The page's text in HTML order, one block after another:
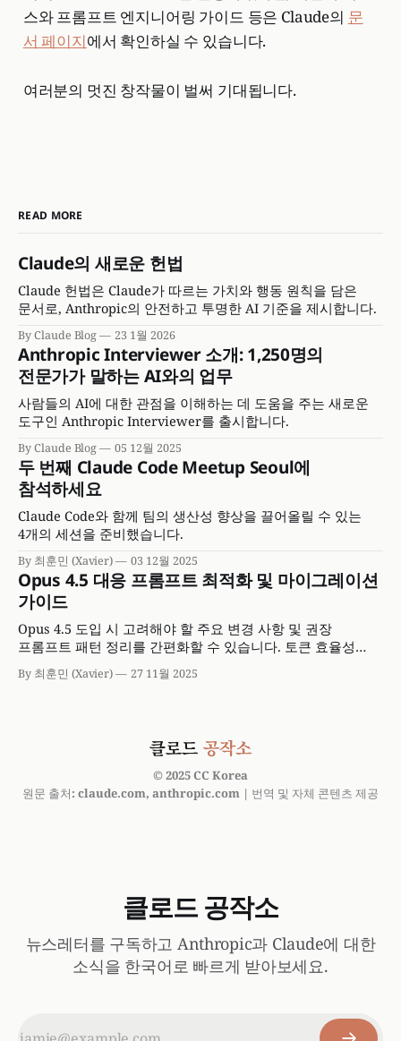
스와 프롬프트 엔지니어링 가이드 등은 Claude의 문
서 페이지에서 확인하실 수 있습니다.
여러분의 멋진 창작물이 벌써 기대됩니다.
READ MORE
Claude의 새로운 헌법
Claude 헌법은 Claude가 따르는 가치와 행동 원칙을 담은
문서로, Anthropic의 안전하고 투명한 AI 기준을 제시합니다.
By Claude Blog 23 1월 2026
Anthropic Interviewer 소개: 1,250명의
전문가가 말하는 AI와의 업무
사람들의 AI에 대한 관점을 이해하는 데 도움을 주는 새로운
도구인 Anthropic Interviewer를 출시합니다.
By Claude Blog 05 12월 2025
두 번째 Claude Code Meetup Seoul에
참석하세요
Claude Code와 함께 팀의 생산성 향상을 끌어올릴 수 있는
4개의 세션을 준비했습니다.
By 최훈민 (Xavier) 03 12월 2025
Opus 4.5 대응 프롬프트 최적화 및 마이그레이션
가이드
Opus 4.5 도입 시 고려해야 할 주요 변경 사항 및 권장
프롬프트 패턴 정리를 간편화할 수 있습니다. 토큰 효율성
제어, 시스템 프롬프트 민감도 조정, 비전 및 코딩 작업 시의
명시적 지시 사항에 대해 이해하고 신속한 도입을 위한
By 최훈민 (Xavier) 27 11월 2025
© 2025 CC Korea
원문 출처: claude.com, anthropic.com | 번역 및 자체 콘텐츠 제공
클로드 공작소
뉴스레터를 구독하고 Anthropic과 Claude에 대한
소식을 한국어로 빠르게 받아보세요.